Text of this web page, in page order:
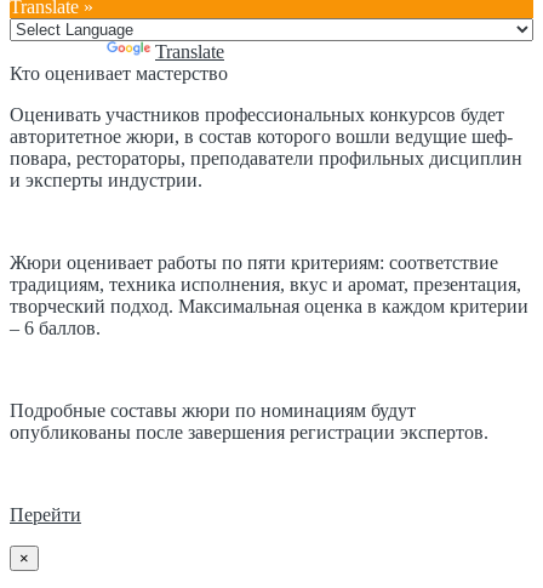
Translate »
Translate
Кто оценивает мастерство
Оценивать участников профессиональных конкурсов будет
авторитетное жюри, в состав которого вошли ведущие шеф-
повара, рестораторы, преподаватели профильных дисциплин
и эксперты индустрии.
Жюри оценивает работы по пяти критериям: соответствие
традициям, техника исполнения, вкус и аромат, презентация,
творческий подход. Максимальная оценка в каждом критерии
– 6 баллов.
Подробные составы жюри по номинациям будут
опубликованы после завершения регистрации экспертов.
Перейти
×